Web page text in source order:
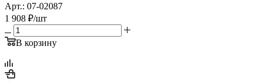
Арт.: 07-02087
1 908 ₽/шт
В корзину